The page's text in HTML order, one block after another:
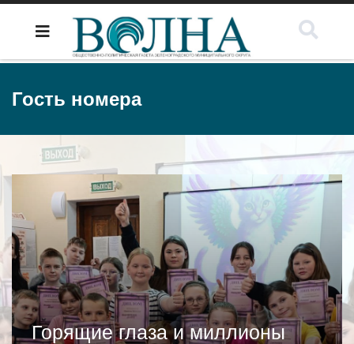
Гость номера
Горящие глаза и миллионы